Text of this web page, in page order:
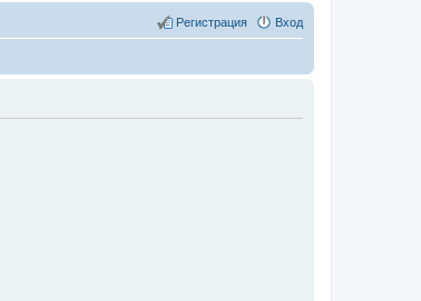
Вход
Регистрация